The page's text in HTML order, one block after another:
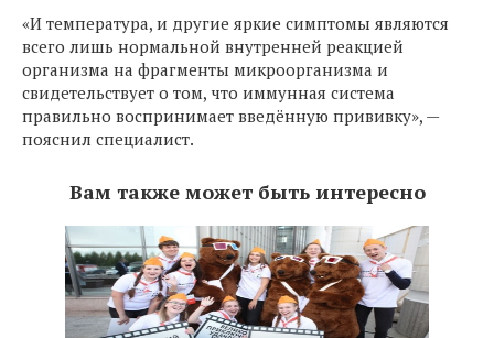
«И температура, и другие яркие симптомы являются
всего лишь нормальной внутренней реакцией
организма на фрагменты микроорганизма и
свидетельствует о том, что иммунная система
правильно воспринимает введённую прививку», —
пояснил специалист.
Вам также может быть интересно